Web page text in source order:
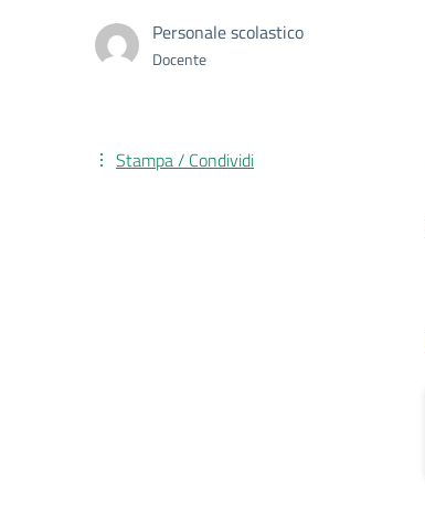
Personale scolastico
Docente
Stampa / Condividi